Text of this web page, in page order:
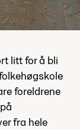
litt for å bli
foreldrene
fra hele